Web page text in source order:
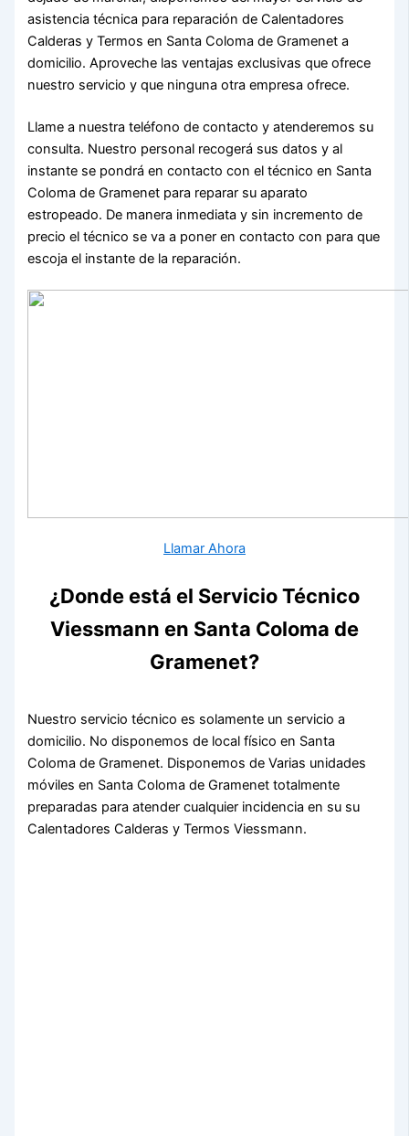
asistencia técnica para reparación de Calentadores
Calderas y Termos en Santa Coloma de Gramenet a
domicilio. Aproveche las ventajas exclusivas que ofrece
nuestro servicio y que ninguna otra empresa ofrece.
Llame a nuestra teléfono de contacto y atenderemos su
consulta. Nuestro personal recogerá sus datos y al
instante se pondrá en contacto con el técnico en Santa
Coloma de Gramenet para reparar su aparato
estropeado. De manera inmediata y sin incremento de
precio el técnico se va a poner en contacto con para que
escoja el instante de la reparación.
Llamar Ahora
¿Donde está el Servicio Técnico
Viessmann en Santa Coloma de
Gramenet?
Nuestro servicio técnico es solamente un servicio a
domicilio. No disponemos de local físico en Santa
Coloma de Gramenet. Disponemos de Varias unidades
móviles en Santa Coloma de Gramenet totalmente
preparadas para atender cualquier incidencia en su su
Calentadores Calderas y Termos Viessmann.